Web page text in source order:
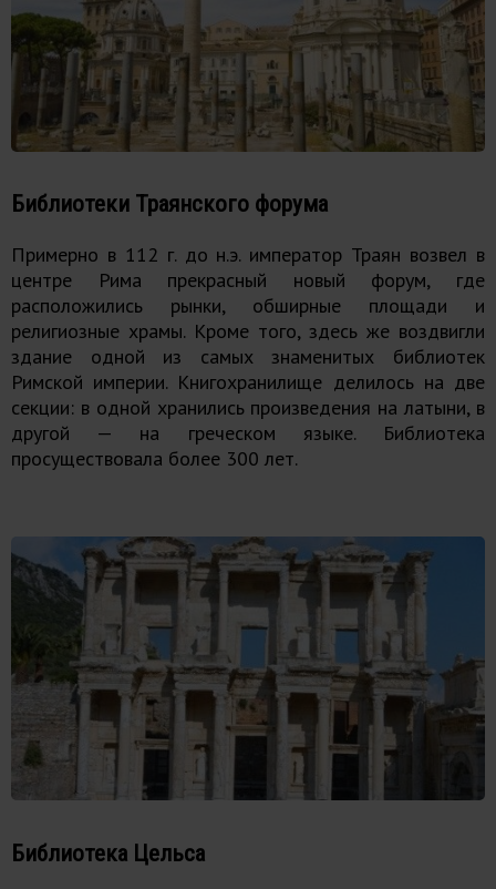
Библиотеки Траянского форума
Примерно в 112 г. до н.э. император Траян возвел в
центре Рима прекрасный новый форум, где
расположились рынки, обширные площади и
религиозные храмы. Кроме того, здесь же воздвигли
здание одной из самых знаменитых библиотек
Римской империи. Книгохранилище делилось на две
секции: в одной хранились произведения на латыни, в
другой — на греческом языке. Библиотека
просуществовала более 300 лет.
Библиотека Цельса